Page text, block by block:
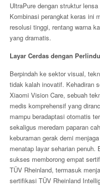
UltraPure dengan struktur
Kombinasi perangkat keras ini
resolusi tinggi, rentang warna
yang dramatis.
Layar Cerdas dengan
Berpindah ke sektor visual,
tidak kalah inovatif. Kehadiran
Xiaomi Vision Care, sebuah
medis komprehensif yang
mampu beradaptasi otomatis
sekaligus meredam paparan
keburaman gerak demi
menatap layar seharian penuh.
sukses memborong empat
TÜV Rheinland, termasuk
sertifikasi TÜV Rheinland